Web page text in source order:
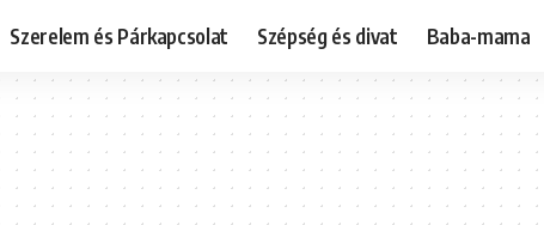
Szerelem és Párkapcsolat Szépség és divat Baba-mama